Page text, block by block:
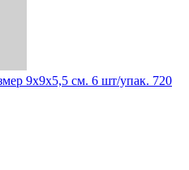
9x9x5,5 см. 6 шт/упак. 720